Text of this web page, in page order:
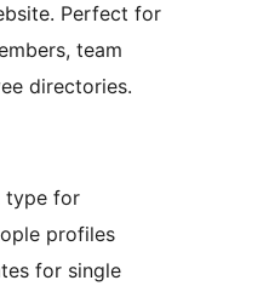
Perfect for
team
directories.
type for
profiles
for single